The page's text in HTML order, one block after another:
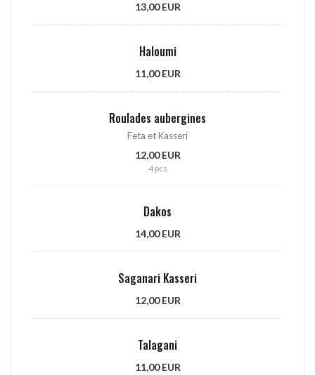
13,00 EUR
Haloumi
11,00 EUR
Roulades aubergines
Feta et Kasseri
12,00 EUR
4 pcs
Dakos
14,00 EUR
Saganari Kasseri
12,00 EUR
Talagani
11,00 EUR